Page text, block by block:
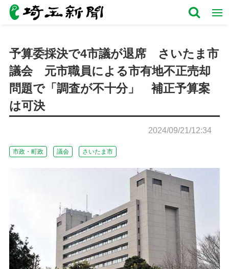
予算委採決で4市議が退席 さいたま市
議会 元市職員による市有地不正売却
問題で「調査が不十分」 補正予算案
は可決
2024/09/21/12:34
市政・町政 議会 さいたま市